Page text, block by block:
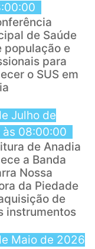
de Saúde
população e
para
o SUS em
Julho de
08:00:00
de Anadia
a Banda
Nossa
da Piedade
de
instrumentos
Maio de 2026